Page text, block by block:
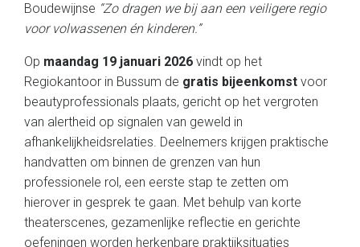
Boudewijnse “Zo dragen we bij aan een veiligere regio
voor volwassenen én kinderen.”
Op maandag 19 januari 2026 vindt op het
Regiokantoor in Bussum de gratis bijeenkomst voor
beautyprofessionals plaats, gericht op het vergroten
van alertheid op signalen van geweld in
afhankelijkheidsrelaties. Deelnemers krijgen praktische
handvatten om binnen de grenzen van hun
professionele rol, een eerste stap te zetten om
hierover in gesprek te gaan. Met behulp van korte
theaterscenes, gezamenlijke reflectie en gerichte
oefeningen worden herkenbare praktijksituaties